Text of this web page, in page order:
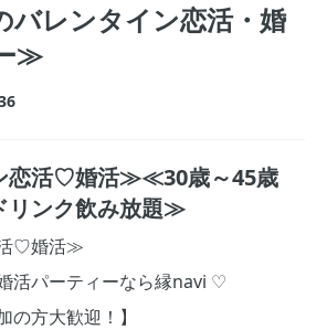
レンタイン恋活・婚
≫
恋活♡婚活≫≪30歳～45歳
ンク飲み放題≫
♡婚活≫
活パーティーなら縁navi ♡
の方大歓迎！】